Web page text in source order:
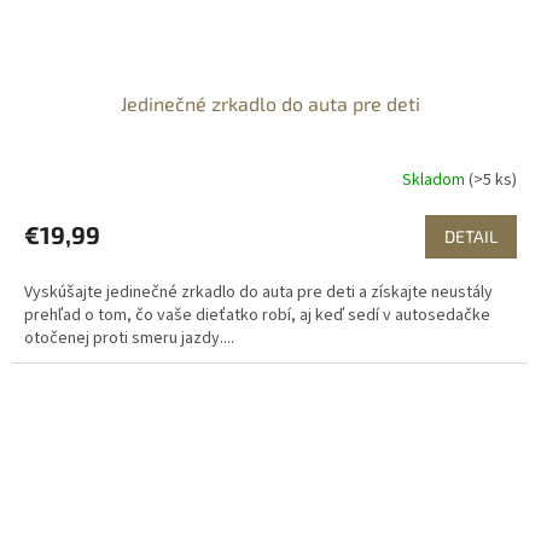
Jedinečné zrkadlo do auta pre deti
Skladom (>5 ks)
€19,99 DETAIL
Vyskúšajte jedinečné zrkadlo do auta pre deti a získajte neustály
prehľad o tom, čo vaše dieťatko robí, aj keď sedí v autosedačke
otočenej proti smeru jazdy....